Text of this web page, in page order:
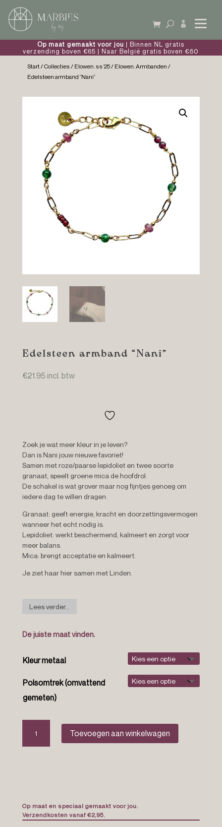

Op maat gemaakt voor jou | Binnen NL gratis
verzending boven €65 | Naar België gratis boven €80
Start/Collecties / Elowen. ss ‘25/ Elowen. Armbanden /
Edelsteen armband “Nani”
Edelsteen armband “Nani”
€21.95 incl. btw
Zoek je wat meer kleur in je leven?
Dan is Nani jouw nieuwe favoriet!
Samen met roze/paarse lepidoliet en twee soorte
granaat, speelt groene mica de hoofdrol.
De schakel is wat grover maar nog fijntjes genoeg om
iedere dag te willen dragen.
Granaat: geeft energie, kracht en doorzettingsvermogen
wanneer het echt nodig is.
Lepidoliet: werkt beschermend, kalmeert en zorgt voor
meer balans.
Mica: brengt acceptatie en kalmeert.
Je ziet haar hier samen met Linden.
Lees verder...
De juiste maat vinden.
Kleur metaal
Polsomtrek (omvattend
gemeten)
armband
“Nani”
Toevoegen aan winkelwagen
Op maat en speciaal gemaakt voor jou.
Verzendkosten vanaf €2,95.